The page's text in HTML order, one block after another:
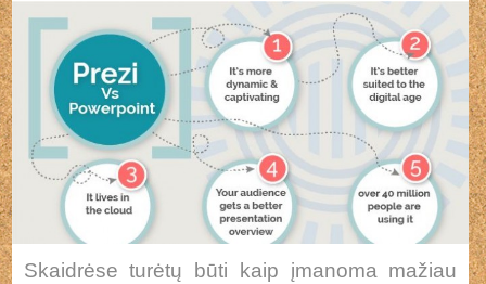
Skaidrėse turėtų būti kaip įmanoma mažiau